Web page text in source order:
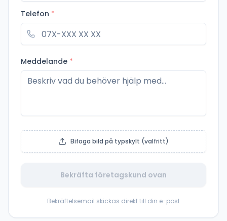
Telefon *
Meddelande *
Bifoga bild på typskylt (valfritt)
Bekräfta företagskund ovan
Bekräftelsemail skickas direkt till din e-post